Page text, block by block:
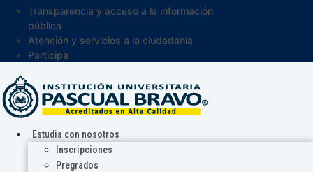
Transparencia y acceso a la información
pública
Atención y servicios a la ciudadanía
Participa
Estudia con nosotros
Inscripciones
Pregrados